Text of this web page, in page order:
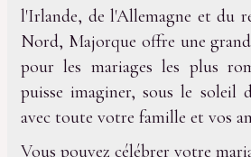
l'Irlande, de l'Allemagne et du
Nord, Majorque offre une
pour les mariages les plus
puisse imaginer, sous le soleil
avec toute votre famille et vos
Vous pouvez célébrer votre